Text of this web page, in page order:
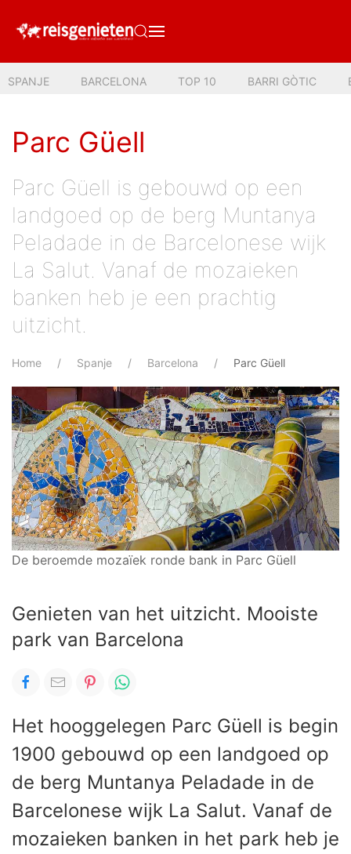
SPANJE BARCELONA TOP 10 BARRI GÒTIC
Parc Güell
Parc Güell is gebouwd op een
landgoed op de berg Muntanya
Peladade in de Barcelonese wijk
La Salut. Vanaf de mozaieken
banken heb je een prachtig
uitzicht.
Home Spanje Barcelona Parc Güell
De beroemde mozaïek ronde bank in Parc Güell
Genieten van het uitzicht. Mooiste
park van Barcelona
Het hooggelegen Parc Güell is begin
1900 gebouwd op een landgoed op
de berg Muntanya Peladade in de
Barcelonese wijk La Salut. Vanaf de
mozaieken banken in het park heb je